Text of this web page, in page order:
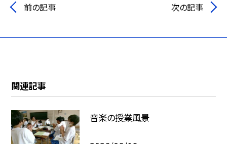
前の記事 次の記事
関連記事
音楽の授業風景